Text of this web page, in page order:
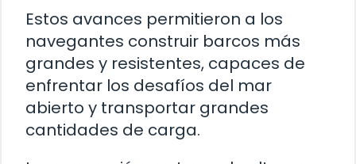
Estos avances permitieron a los
navegantes construir barcos más
grandes y resistentes, capaces de
enfrentar los desafíos del mar
abierto y transportar grandes
cantidades de carga.